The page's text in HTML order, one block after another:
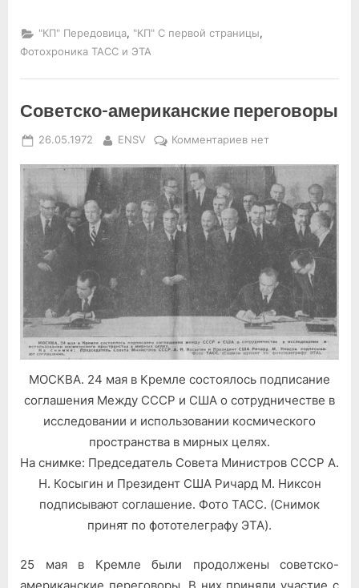
"КП" Передовица, "КП" С первой страницы,
Фотохроника ТАСС и ЭТА
Советско-американские переговоры
Posted
26.05.1972 By
ENSV Комментариевк
Советско-
американские
переговоры
нет
МОСКВА. 24 мая в Кремле состоялось подписание
соглашения Между СССР и США о сотрудничестве в
исследовании и использовании космического
пространства в мирных целях.
На снимке: Председатель Совета Министров СССР А.
Н. Косыгин и Президент США Ричард М. Никсон
подписывают соглашение. Фото ТАСС. (Снимок
принят по фототелеграфу ЭТА).
25 мая в Кремле были продолжены советско-
американские переговоры. В них приняли участие с